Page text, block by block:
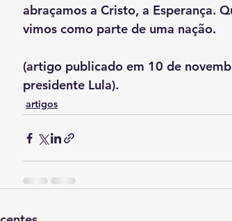
abraçamos a Cristo, a Esperança.
vimos como parte de uma nação.
(artigo publicado em 10 de
presidente Lula).
artigos